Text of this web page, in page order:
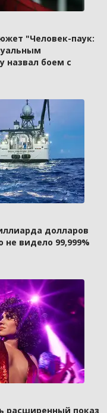
"Человек-паук:
назвал боем с
долларов
не видело 99,999%
расширенный показ